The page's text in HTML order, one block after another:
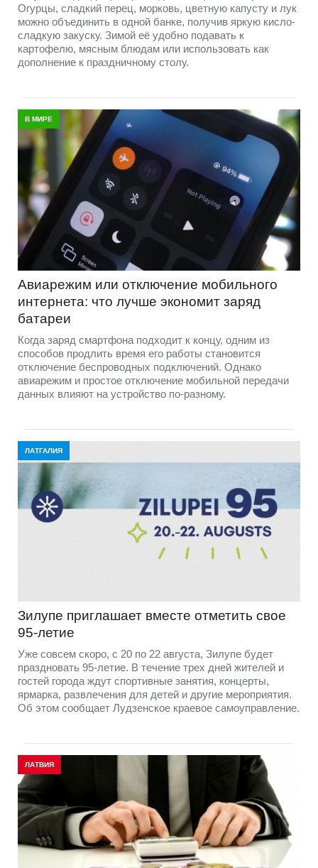
Огурцы, сладкий перец, морковь, цветную капусту и лук
можно объединить в одной банке, получив яркую кисло-
сладкую закуску. Зимой её удобно подавать к
картофелю, мясным блюдам или использовать как
дополнение к праздничному столу.
В МИРЕ
Авиарежим или отключение мобильного
интернета: что лучше экономит заряд
батареи
Когда заряд смартфона подходит к концу, одним из
способов продлить время его работы становится
отключение беспроводных подключений. Однако
авиарежим и простое отключение мобильной передачи
данных влияют на устройство по-разному.
ЛАТГАЛИЯ
Зилупе приглашает вместе отметить свое
95-летие
Уже совсем скоро, с 20 по 22 августа, Зилупе будет
праздновать 95-летие. В течение трех дней жителей и
гостей города ждут спортивные занятия, концерты,
ярмарка, развлечения для детей и другие мероприятия.
Об этом сообщает Лудзенское краевое самоуправление.
ЛАТВИЯ